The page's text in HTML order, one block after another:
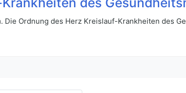
Ordnung des Herz Kreislauf-Krankheiten des